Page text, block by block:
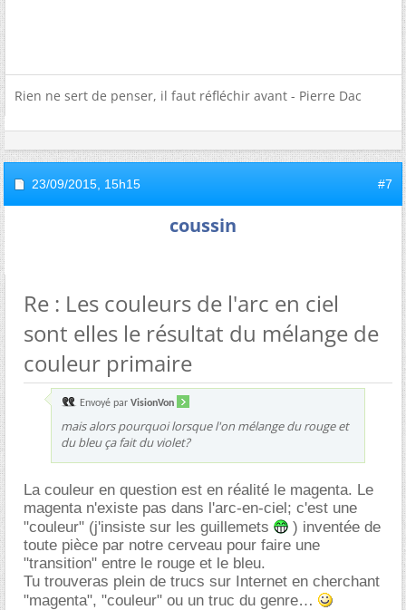
Rien ne sert de penser, il faut réfléchir avant - Pierre Dac
23/09/2015, 15h15 #7
coussin
Re : Les couleurs de l'arc en ciel
sont elles le résultat du mélange de
couleur primaire
Envoyé par VisionVon
mais alors pourquoi lorsque l'on mélange du rouge et
du bleu ça fait du violet?
La couleur en question est en réalité le magenta. Le
magenta n'existe pas dans l'arc-en-ciel; c'est une
"couleur" (j'insiste sur les guillemets
) inventée de
toute pièce par notre cerveau pour faire une
"transition" entre le rouge et le bleu.
Tu trouveras plein de trucs sur Internet en cherchant
"magenta", "couleur" ou un truc du genre